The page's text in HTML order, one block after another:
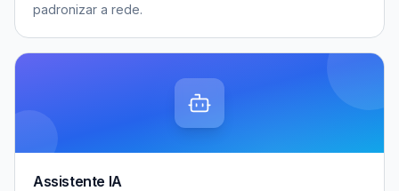
padronizar a rede.
Assistente IA